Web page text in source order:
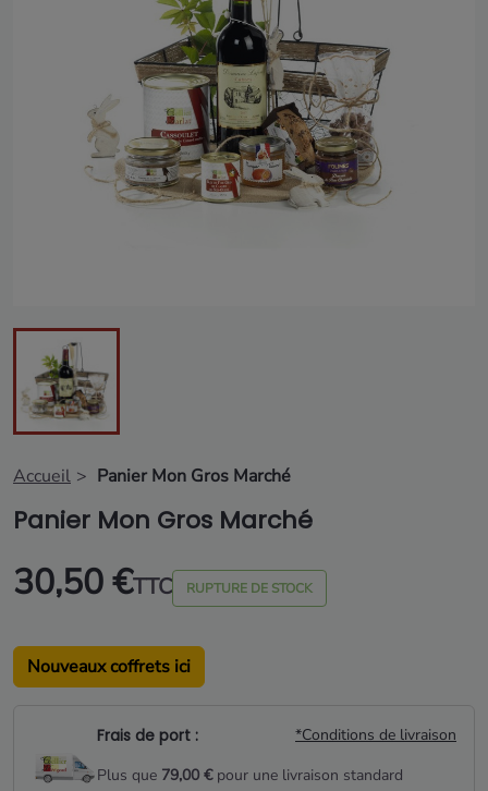
Accueil Panier Mon Gros Marché
Panier Mon Gros Marché
30,50 €TTC RUPTURE DE STOCK
Nouveaux coffrets ici
Frais de port :
*Conditions de livraison
Plus que 79,00 €pour une livraison standard